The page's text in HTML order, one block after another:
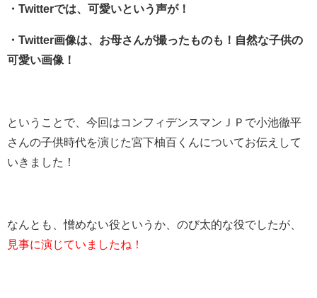
・Twitterでは、可愛いという声が！
・Twitter画像は、お母さんが撮ったものも！自然な子供の
可愛い画像！
ということで、今回はコンフィデンスマンＪＰで小池徹平
さんの子供時代を演じた宮下柚百くんについてお伝えして
いきました！
なんとも、憎めない役というか、のび太的な役でしたが、
見事に演じていましたね！